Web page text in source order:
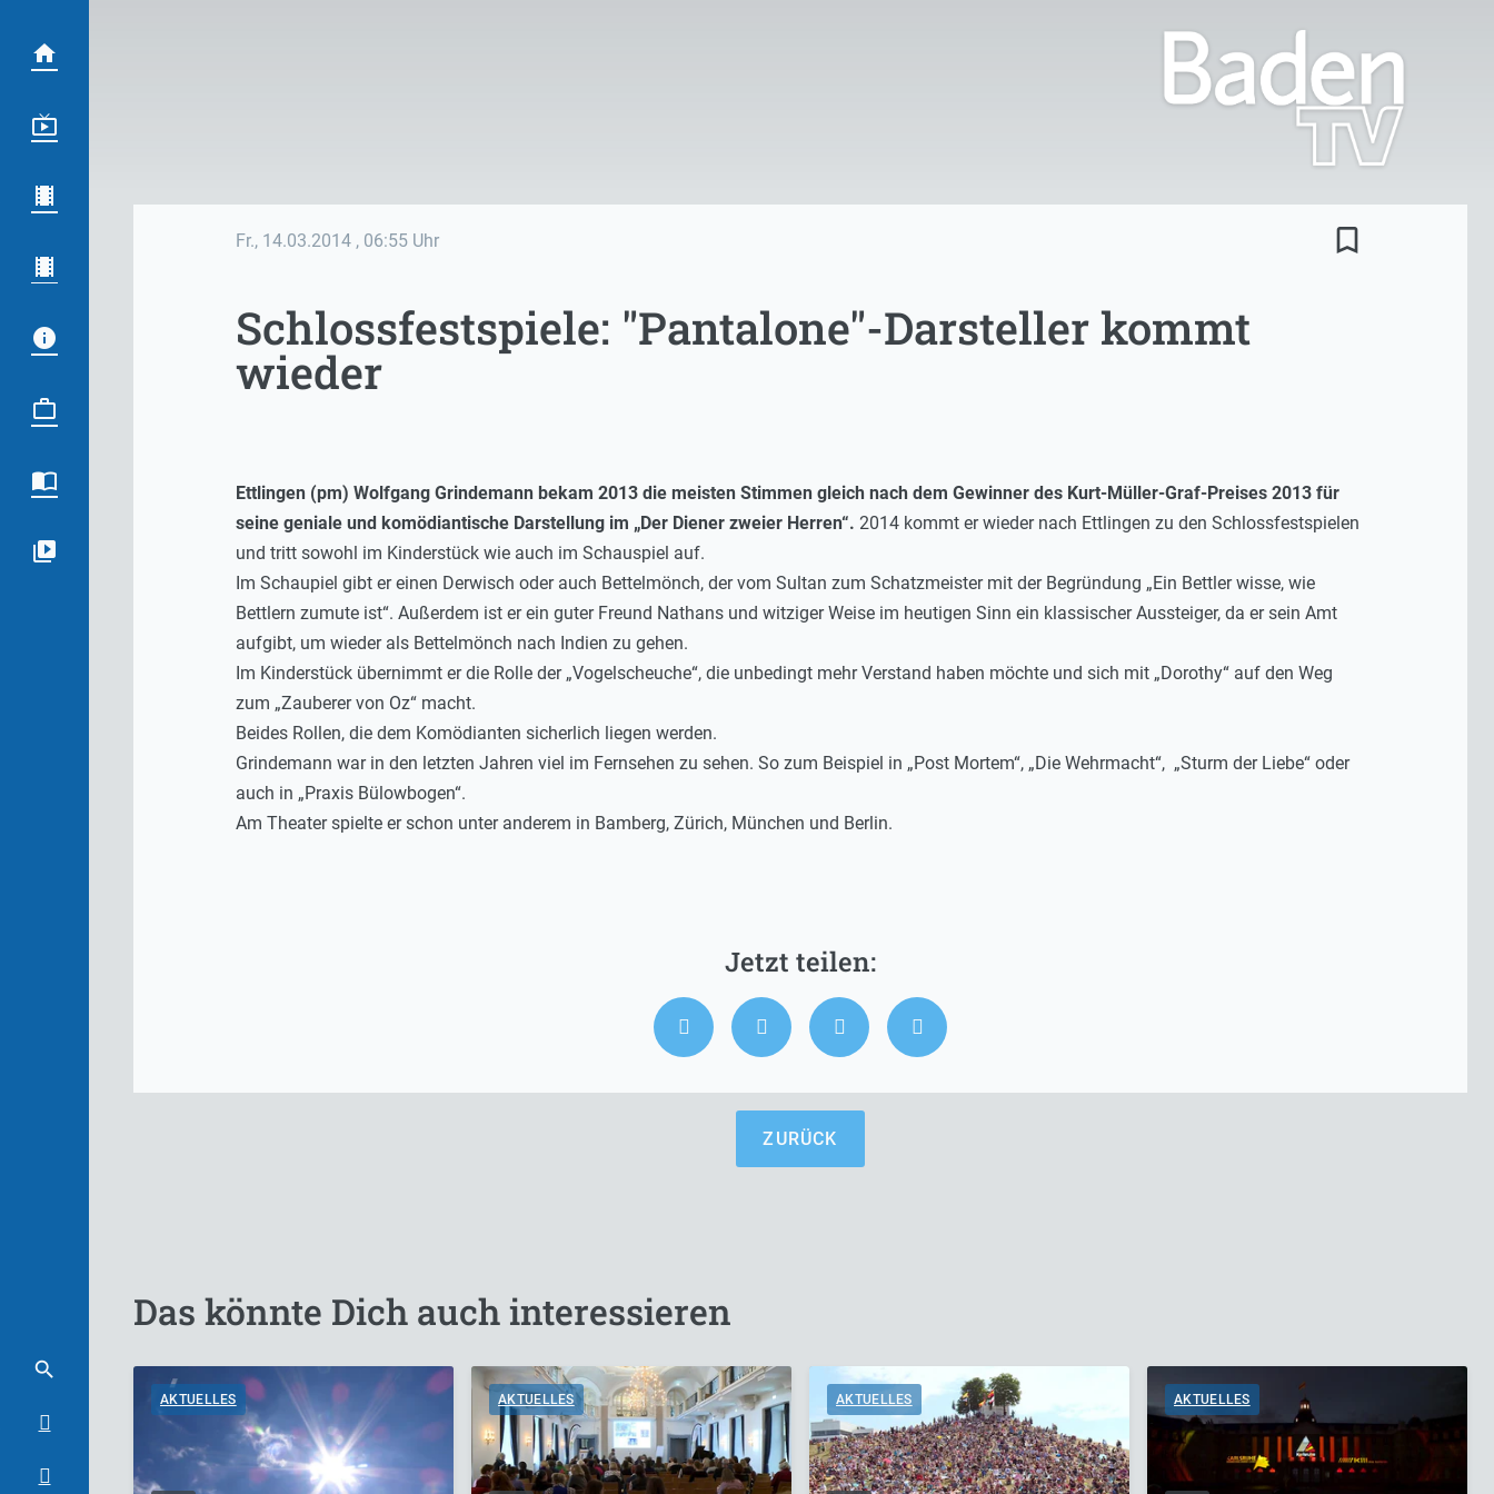
Fr., 14.03.2014 , 06:55 Uhr bookmark_border
Schlossfestspiele: "Pantalone"-Darsteller kommt
wieder
Ettlingen (pm) Wolfgang Grindemann bekam 2013 die meisten Stimmen gleich nach dem Gewinner des Kurt-Müller-Graf-Preises 2013 für
seine geniale und komödiantische Darstellung im „Der Diener zweier Herren“. 2014 kommt er wieder nach Ettlingen zu den Schlossfestspielen
und tritt sowohl im Kinderstück wie auch im Schauspiel auf.
Im Schaupiel gibt er einen Derwisch oder auch Bettelmönch, der vom Sultan zum Schatzmeister mit der Begründung „Ein Bettler wisse, wie
Bettlern zumute ist“. Außerdem ist er ein guter Freund Nathans und witziger Weise im heutigen Sinn ein klassischer Aussteiger, da er sein Amt
aufgibt, um wieder als Bettelmönch nach Indien zu gehen.
Im Kinderstück übernimmt er die Rolle der „Vogelscheuche“, die unbedingt mehr Verstand haben möchte und sich mit „Dorothy“ auf den Weg
zum „Zauberer von Oz“ macht.
Beides Rollen, die dem Komödianten sicherlich liegen werden.
Grindemann war in den letzten Jahren viel im Fernsehen zu sehen. So zum Beispiel in „Post Mortem“, „Die Wehrmacht“, „Sturm der Liebe“ oder
auch in „Praxis Bülowbogen“.
Am Theater spielte er schon unter anderem in Bamberg, Zürich, München und Berlin.
ZURÜCK
Das könnte Dich auch interessieren
AKTUELLES AKTUELLES AKTUELLES AKTUELLES